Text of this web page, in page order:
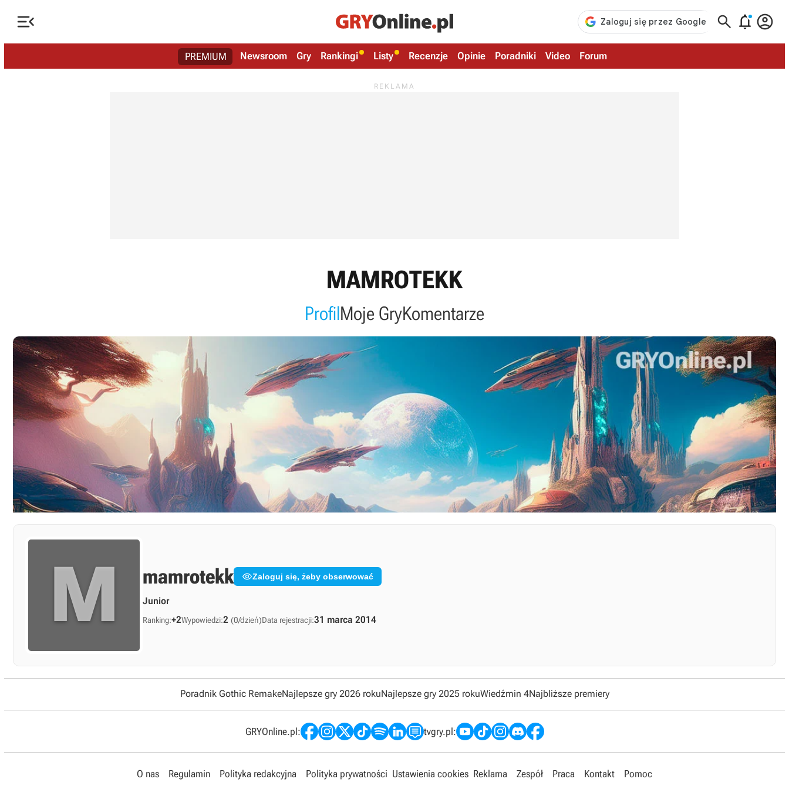
   
PREMIUM Newsroom Gry Rankingi Listy Recenzje Opinie Poradniki Video Forum
MAMROTEKK
ProfilMoje GryKomentarze
M mamrotekk Zaloguj się, żeby obserwować
Junior
Ranking:+2Wypowiedzi:2 (0/dzień)Data rejestracji:31 marca 2014
Poradnik Gothic RemakeNajlepsze gry 2026 rokuNajlepsze gry 2025 rokuWiedźmin 4Najbliższe premiery
GRYOnline.pl: tvgry.pl:
O nas Regulamin Polityka redakcyjna Polityka prywatności Ustawienia cookies Reklama Zespół Praca Kontakt Pomoc